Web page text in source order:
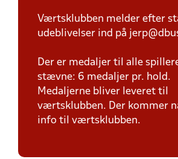
Værtsklubben melder efter
udeblivelser ind på
Der er medaljer til alle
stævne: 6 medaljer pr. hold.
Medaljerne bliver leveret til
værtsklubben. Der kommer
info til værtsklubben.